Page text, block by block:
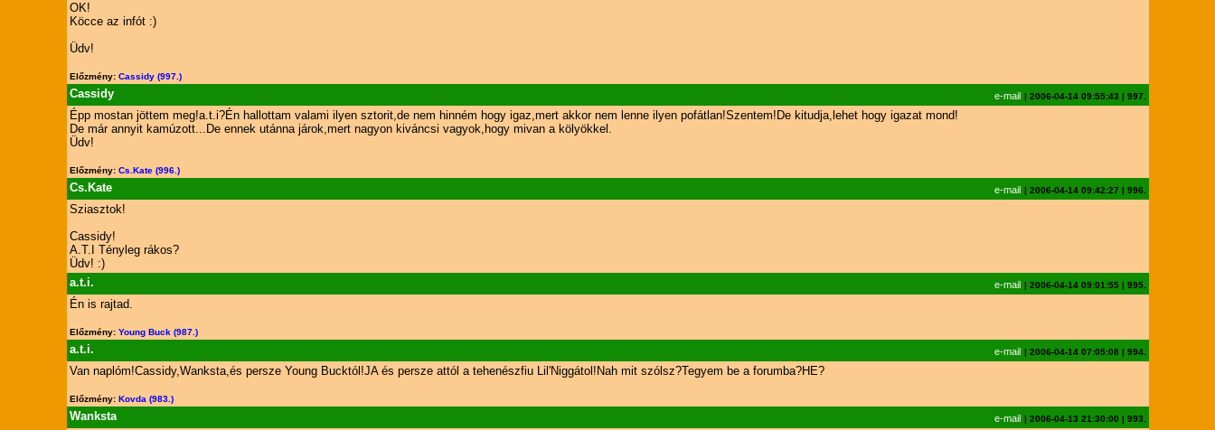
OK!
Köcce az infót :)
Üdv!
Előzmény: Cassidy (997.)
Cassidy e-mail | 2006-04-14 09:55:43 | 997.
Épp mostan jöttem meg!a.t.i?Én hallottam valami ilyen sztorit,de nem hinném hogy igaz,mert akkor nem lenne ilyen pofátlan!Szentem!De kitudja,lehet hogy igazat mond!
De már annyit kamúzott...De ennek utánna járok,mert nagyon kiváncsi vagyok,hogy mivan a kölyökkel.
Üdv!
Előzmény: Cs.Kate (996.)
Cs.Kate e-mail | 2006-04-14 09:42:27 | 996.
Sziasztok!
Cassidy!
A.T.I Tényleg rákos?
Üdv! :)
a.t.i.
e-mail | 2006-04-14 09:01:55| 995.
Én is rajtad.
Előzmény: Young Buck (987.)
a.t.i. e-mail | 2006-04-14 07:05:08 | 994.
Van naplóm!Cassidy,Wanksta,és persze Young Bucktól!JA és persze attól a tehenészfiu Lil'Niggátol!Nah mit szólsz?Tegyem be a forumba?HE?
Előzmény: Kovda (983.)
Wanksta e-mail | 2006-04-13 21:30:00 | 993.